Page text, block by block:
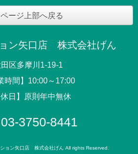
ページ上部へ戻る
ン矢口店 株式会社げん
区多摩川1-19-1
時間】10:00～17:00
休日】原則年中無休
03-3750-8441
ョン矢口店 株式会社げん All rights Reserved.